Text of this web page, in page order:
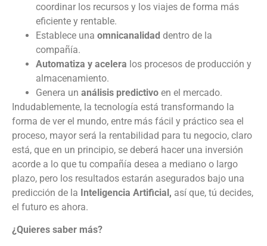
coordinar los recursos y los viajes de forma más
eficiente y rentable.
Establece una omnicanalidad dentro de la
compañía.
Automatiza y acelera los procesos de producción y
almacenamiento.
Genera un análisis predictivo en el mercado.
Indudablemente, la tecnología está transformando la
forma de ver el mundo, entre más fácil y práctico sea el
proceso, mayor será la rentabilidad para tu negocio, claro
está, que en un principio, se deberá hacer una inversión
acorde a lo que tu compañía desea a mediano o largo
plazo, pero los resultados estarán asegurados bajo una
predicción de la Inteligencia Artificial, así que, tú decides,
el futuro es ahora.
¿Quieres saber más?